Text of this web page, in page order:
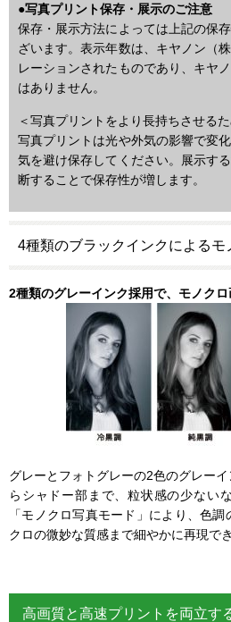
●写真プリント保存・展示のご注意
保存・展示方法によっては上記の保
ざいます。表示年数は、キヤノン（
レーションされたものであり、キヤ
はありません。
＜写真プリントをより長持ちさせる
写真プリントは光や外気の影響で変
気を避け保存してください。展示す
断することで保存性が増します。
4種類のブラックインクによるモ
2種類のグレーインク採用で、モノク
グレーとフォトグレーの2色のグレー
らシャドー部まで、粒状感の少ない
「モノクロ写真モード」により、色
クロの微妙な質感まで細やかに再現でき
高画質と高速プリントを両立す